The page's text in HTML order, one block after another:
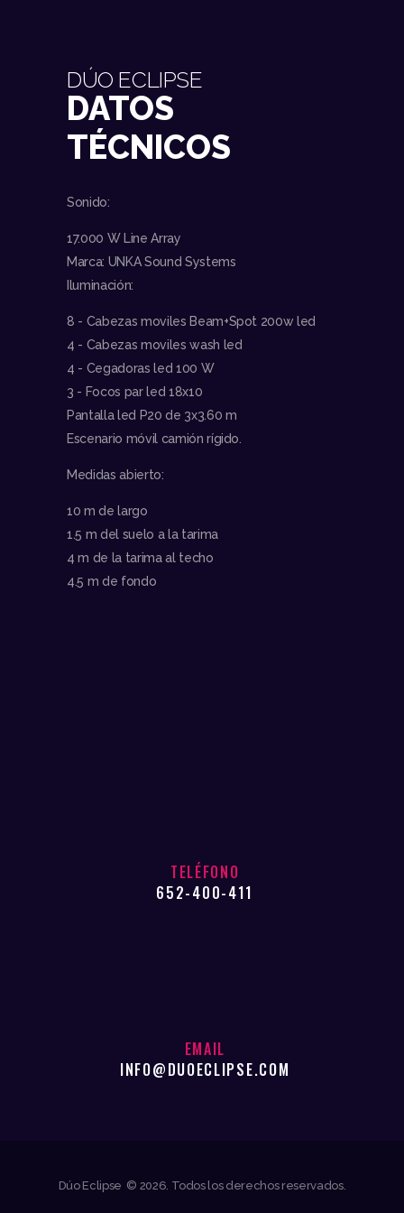
DÚO ECLIPSE
DATOS
TÉCNICOS
Sonido:
17.000 W Line Array
Marca: UNKA Sound Systems
Iluminación:
8 - Cabezas moviles Beam+Spot 200w led
4 - Cabezas moviles wash led
4 - Cegadoras led 100 W
3 - Focos par led 18x10
Pantalla led P20 de 3x3.60 m
Escenario móvil camión rígido.
Medidas abierto:
10 m de largo
1.5 m del suelo a la tarima
4 m de la tarima al techo
4.5 m de fondo
TELÉFONO
652-400-411
EMAIL
INFO@DUOECLIPSE.COM
Dúo Eclipse © 2026. Todos los derechos reservados.